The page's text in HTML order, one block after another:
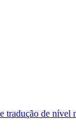
tradução de nível